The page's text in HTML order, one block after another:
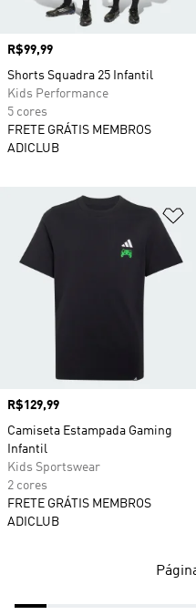
Preço
R$99,99
Shorts Squadra 25 Infantil
Kids Performance
5 cores
FRETE GRÁTIS MEMBROS
ADICLUB
Preço
R$129,99
Camiseta Estampada Gaming
Infantil
Kids Sportswear
2 cores
FRETE GRÁTIS MEMBROS
ADICLUB